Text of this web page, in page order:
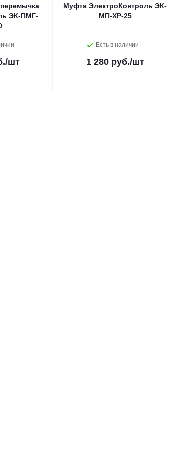
ЭК-ПМГ-
/шт
Муфта ЭлектроКонтроль ЭК-
МП-ХР-25
Есть в наличии
1 280 руб./шт